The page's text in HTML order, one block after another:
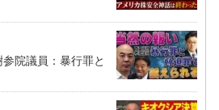
参院議員：暴行罪と